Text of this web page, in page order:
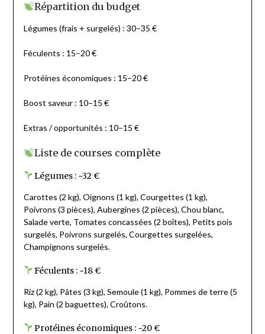
Répartition du budget
Légumes (frais + surgelés) : 30–35 €
Féculents : 15–20 €
Protéines économiques : 15–20 €
Boost saveur : 10–15 €
Extras / opportunités : 10–15 €
Liste de courses complète
Légumes : ~32 €
Carottes (2 kg), Oignons (1 kg), Courgettes (1 kg),
Poivrons (3 pièces), Aubergines (2 pièces), Chou blanc,
Salade verte, Tomates concassées (2 boîtes), Petits pois
surgelés, Poivrons surgelés, Courgettes surgelées,
Champignons surgelés.
Féculents : ~18 €
Riz (2 kg), Pâtes (3 kg), Semoule (1 kg), Pommes de terre (5
kg), Pain (2 baguettes), Croûtons.
Protéines économiques : ~20 €